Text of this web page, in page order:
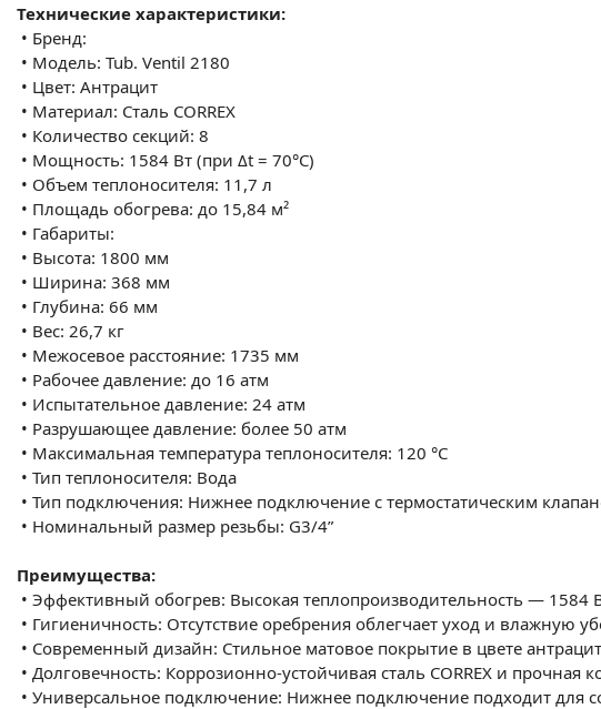
Технические характеристики:
• Бренд:
• Модель: Tub. Ventil 2180
• Цвет: Антрацит
• Материал: Сталь CORREX
• Количество секций: 8
• Мощность: 1584 Вт (при Δt = 70°C)
• Объем теплоносителя: 11,7 л
• Площадь обогрева: до 15,84 м²
• Габариты:
• Высота: 1800 мм
• Ширина: 368 мм
• Глубина: 66 мм
• Вес: 26,7 кг
• Межосевое расстояние: 1735 мм
• Рабочее давление: до 16 атм
• Испытательное давление: 24 атм
• Разрушающее давление: более 50 атм
• Максимальная температура теплоносителя: 120 °C
• Тип теплоносителя: Вода
• Тип подключения: Нижнее подключение с термостатическим
• Номинальный размер резьбы: G3/4”
Преимущества:
• Эффективный обогрев: Высокая теплопроизводительность — 1584
• Гигиеничность: Отсутствие оребрения облегчает уход и влажную
• Современный дизайн: Стильное матовое покрытие в цвете
• Долговечность: Коррозионно-устойчивая сталь CORREX и прочная
• Универсальное подключение: Нижнее подключение подходит для